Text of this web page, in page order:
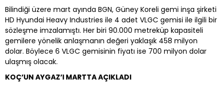
Bilindiği üzere mart ayında BGN, Güney Koreli gemi inşa şirketi
HD Hyundai Heavy Industries ile 4 adet VLGC gemisi ile ilgili bir
sözleşme imzalamıştı. Her biri 90.000 metreküp kapasiteli
gemilere yönelik anlaşmanın değeri yaklaşık 458 milyon
dolar. Böylece 6 VLGC gemisinin fiyatı ise 700 milyon dolar
ulaşmış olacak.
KOÇ’UN AYGAZ’I MARTTA AÇIKLADI